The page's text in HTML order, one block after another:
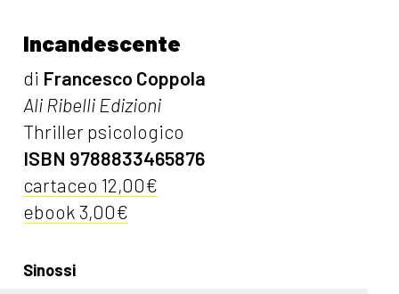
Incandescente
di Francesco Coppola
Ali Ribelli Edizioni
Thriller psicologico
ISBN 9788833465876
cartaceo 12,00€
ebook 3,00€
Sinossi